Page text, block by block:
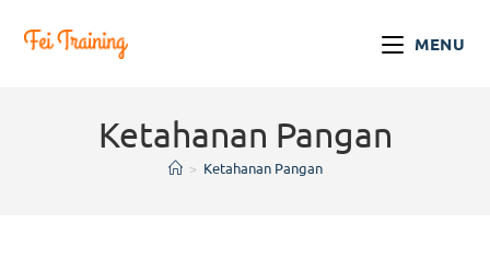
MENU
Ketahanan Pangan
> Ketahanan Pangan